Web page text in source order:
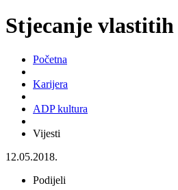
Stjecanje
Početna
Karijera
ADP kultura
Vijesti
12.05.2018.
Podijeli